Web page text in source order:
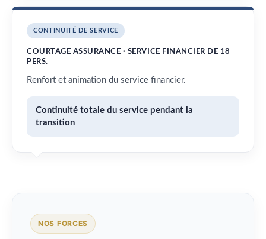
CONTINUITÉ DE SERVICE
COURTAGE ASSURANCE · SERVICE FINANCIER DE 18
PERS.
Renfort et animation du service financier.
Continuité totale du service pendant la
transition
NOS FORCES